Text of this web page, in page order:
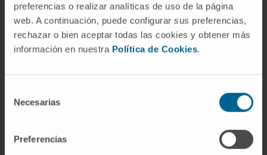
preferencias o realizar analíticas de uso de la página
web. A continuación, puede configurar sus preferencias,
rechazar o bien aceptar todas las cookies y obtener más
información en nuestra Política de Cookies.
Necesarias
Preferencias
Cáncer
Enfermedades cardiovasculares
Enfermedades hepáticas